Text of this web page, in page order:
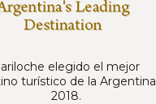
elegido el mejor
turístico de la Argentina
2018.